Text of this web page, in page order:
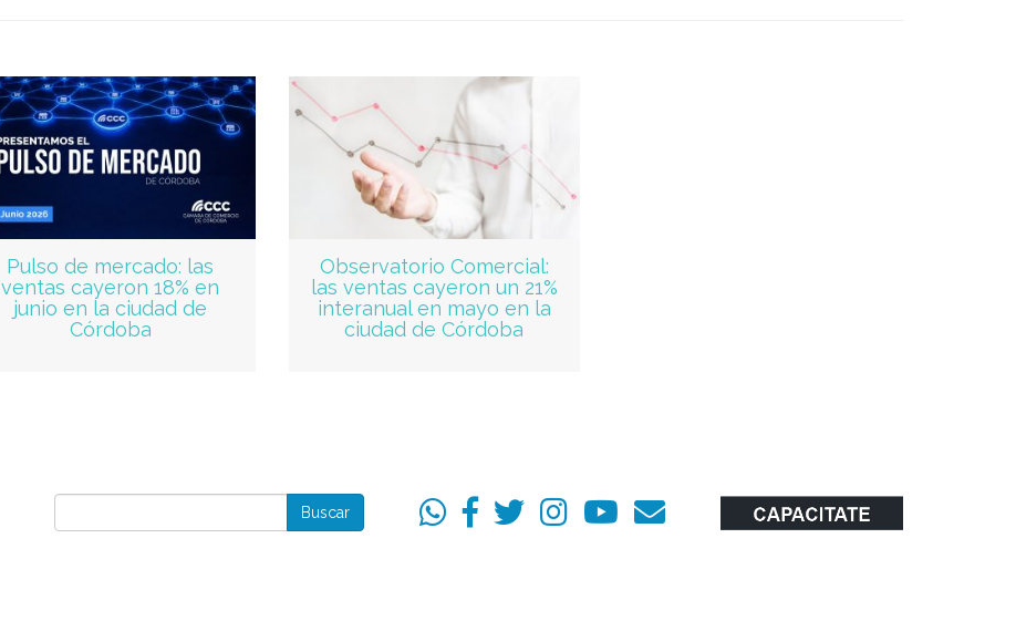
Pulso de mercado: las
ventas cayeron 18% en
junio en la ciudad de
Córdoba
Observatorio Comercial:
las ventas cayeron un 21%
interanual en mayo en la
ciudad de Córdoba